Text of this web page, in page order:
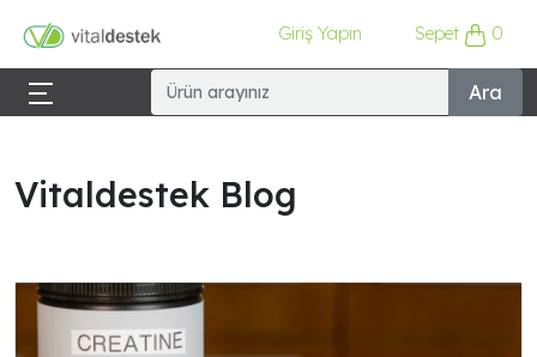
Giriş Yapın Sepet 0
Ara
Vitaldestek Blog